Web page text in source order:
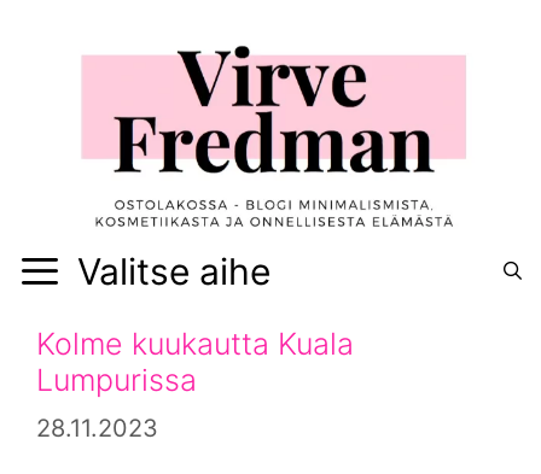
Valitse aihe
Kolme kuukautta Kuala
Lumpurissa
28.11.2023